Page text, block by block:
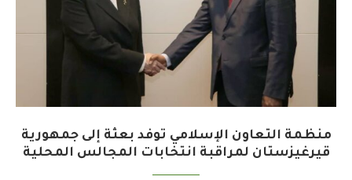
منظمة التعاون الإسلامي توفد بعثة إلى جمهورية
قيرغيزستان لمراقبة انتخابات المجالس المحلية